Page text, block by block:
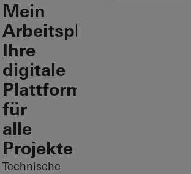
Mein
Arbeitsplatz:
Ihre
digitale
Plattform
für
alle
Projekte
Technische